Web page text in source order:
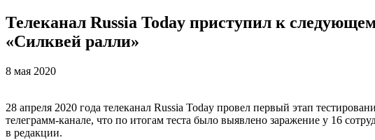
Телеканал Russia Today приступил к
«Силквей ралли»
8 мая 2020
28 апреля 2020 года телеканал Russia Today провел первый этап
телеграмм-канале, что по итогам теста было выявлено заражение у 16
в редакции.